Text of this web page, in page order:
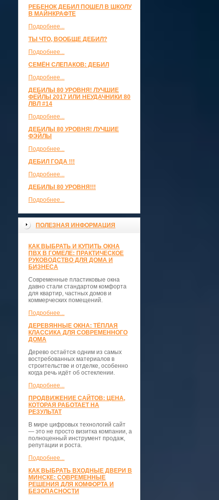
РЕБЕНОК ДЕБИЛ ПОШЕЛ В ШКОЛУ
В МАЙНКРАФТЕ
Подробнее...
ТЫ ЧТО, ВООБЩЕ ДЕБИЛ?
Подробнее...
СЕМЁН СЛЕПАКОВ: ДЕБИЛ
Подробнее...
ДЕБИЛЫ 80 УРОВНЯ! ЛУЧШИЕ
ФЕЙЛЫ 2017 ИЛИ НЕУДАЧНИКИ 80
ЛВЛ #14
Подробнее...
ДЕБИЛЫ 80 УРОВНЯ! ЛУЧШИЕ
ФЭЙЛЫ
Подробнее...
ДЕБИЛ ГОДА !!!
Подробнее...
ДЕБИЛЫ 80 УРОВНЯ!!!
Подробнее...
ПОЛЕЗНАЯ ИНФОРМАЦИЯ
КАК ВЫБРАТЬ И КУПИТЬ ОКНА
ПВХ В ГОМЕЛЕ: ПРАКТИЧЕСКОЕ
РУКОВОДСТВО ДЛЯ ДОМА И
БИЗНЕСА
Современные пластиковые окна
давно стали стандартом комфорта
для квартир, частных домов и
коммерческих помещений.
Подробнее...
ДЕРЕВЯННЫЕ ОКНА: ТЁПЛАЯ
КЛАССИКА ДЛЯ СОВРЕМЕННОГО
ДОМА
Дерево остаётся одним из самых
востребованных материалов в
строительстве и отделке, особенно
когда речь идёт об остеклении.
Подробнее...
ПРОДВИЖЕНИЕ САЙТОВ: ЦЕНА,
КОТОРАЯ РАБОТАЕТ НА
РЕЗУЛЬТАТ
В мире цифровых технологий сайт
— это не просто визитка компании, а
полноценный инструмент продаж,
репутации и роста.
Подробнее...
КАК ВЫБРАТЬ ВХОДНЫЕ ДВЕРИ В
МИНСКЕ: СОВРЕМЕННЫЕ
РЕШЕНИЯ ДЛЯ КОМФОРТА И
БЕЗОПАСНОСТИ